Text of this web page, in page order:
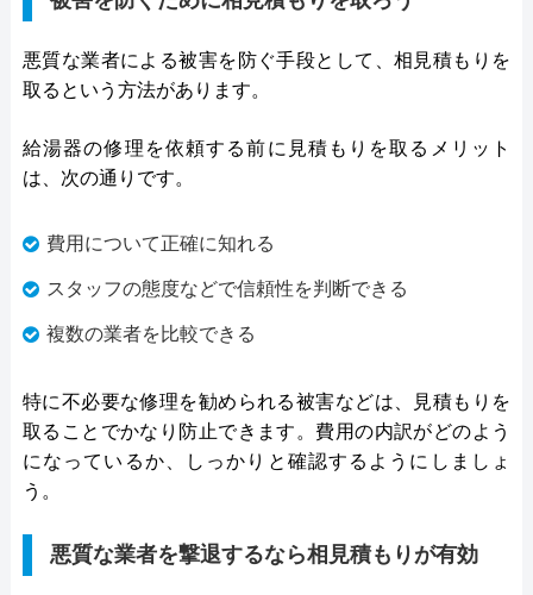
悪質な業者による被害を防ぐ手段として、相見積もりを
取るという方法があります。
給湯器の修理を依頼する前に見積もりを取るメリット
は、次の通りです。
費用について正確に知れる
スタッフの態度などで信頼性を判断できる
複数の業者を比較できる
特に不必要な修理を勧められる被害などは、見積もりを
取ることでかなり防止できます。費用の内訳がどのよう
になっているか、しっかりと確認するようにしましょ
う。
悪質な業者を撃退するなら相見積もりが有効